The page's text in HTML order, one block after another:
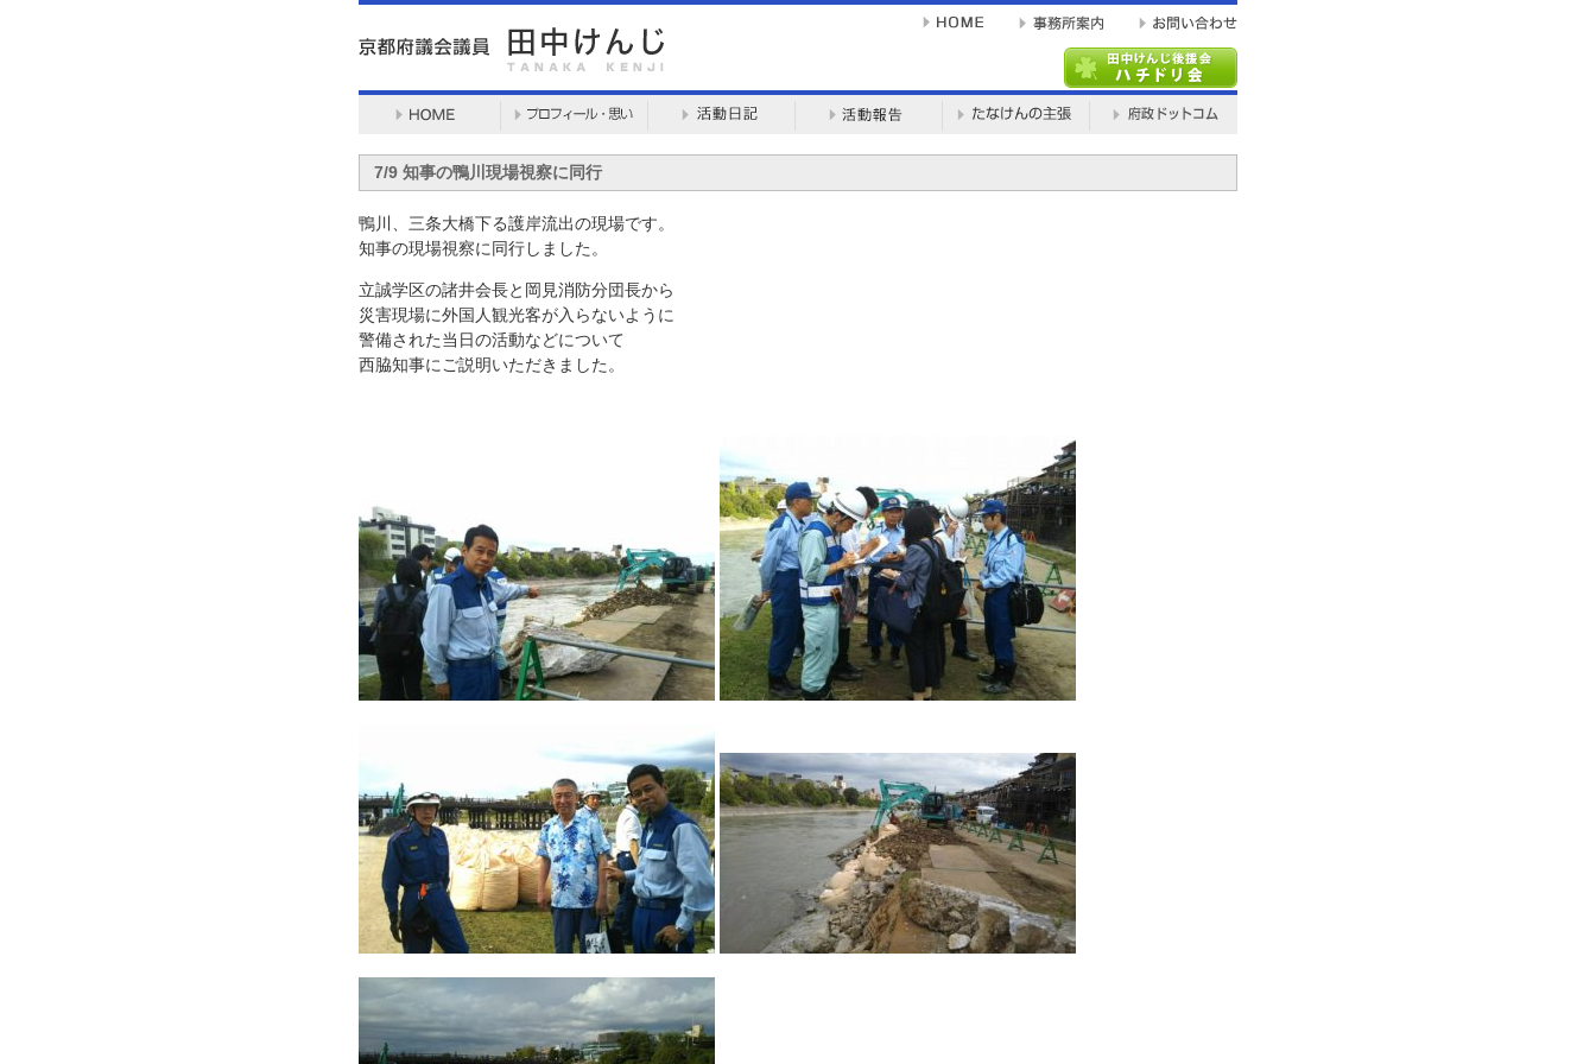
7/9 知事の鴨川現場視察に同行
鴨川、三条大橋下る護岸流出の現場です。
知事の現場視察に同行しました。
立誠学区の諸井会長と岡見消防分団長から
災害現場に外国人観光客が入らないように
警備された当日の活動などについて
西脇知事にご説明いただきました。